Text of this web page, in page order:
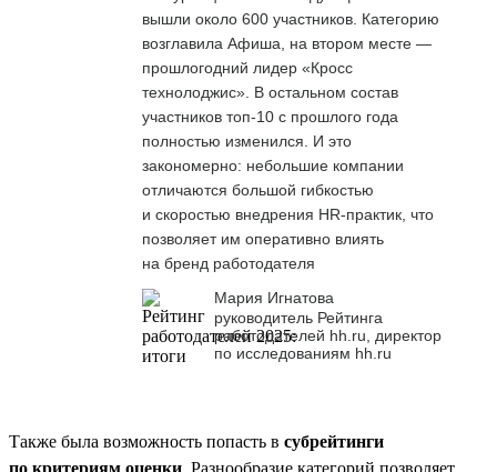
вышли около 600 участников. Категорию
возглавила Афиша, на втором месте —
прошлогодний лидер «Кросс
технолоджис». В остальном состав
участников топ-10 с прошлого года
полностью изменился. И это
закономерно: небольшие компании
отличаются большой гибкостью
и скоростью внедрения HR-практик, что
позволяет им оперативно влиять
на бренд работодателя
Мария Игнатова
руководитель Рейтинга
работодателей hh.ru, директор
по исследованиям hh.ru
Также была возможность попасть в субрейтинги
по критериям оценки . Разнообразие категорий позволяет